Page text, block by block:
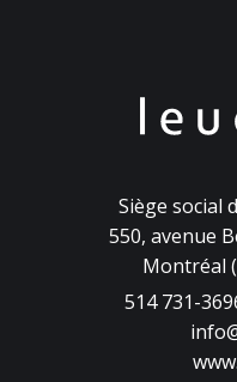
Siège social
550, avenue
Montréal
514 731-